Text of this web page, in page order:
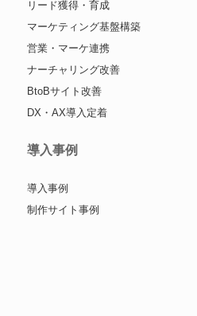
リード獲得・育成
マーケティング基盤構築
営業・マーケ連携
ナーチャリング改善
BtoBサイト改善
DX・AX導入定着
導入事例
導入事例
制作サイト事例